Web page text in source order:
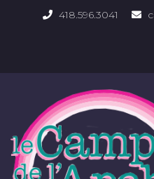
418.596.3041